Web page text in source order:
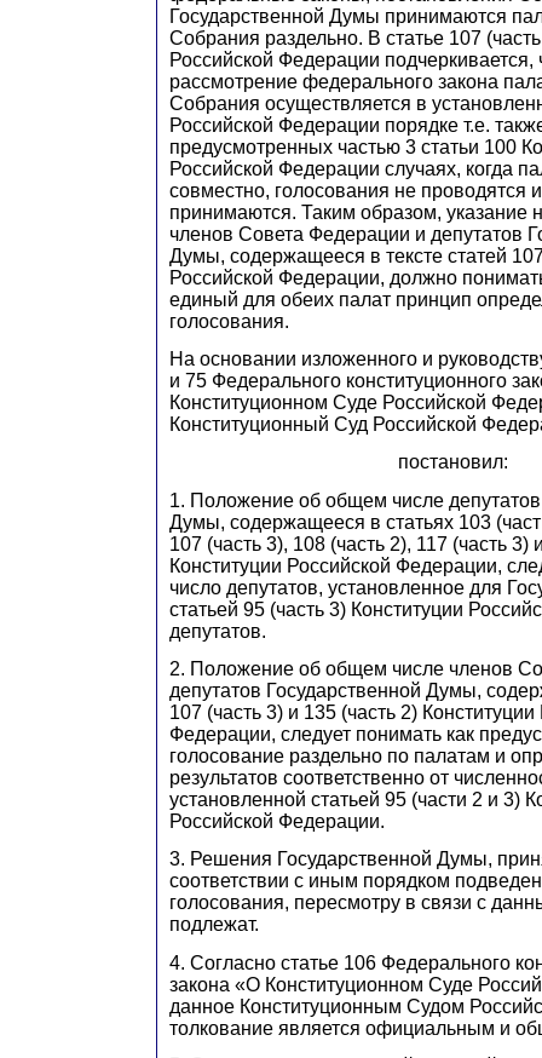
Государственной Думы принимаются
Собрания раздельно. В статье 107
Российской Федерации подчеркивается,
рассмотрение федерального закона
Собрания осуществляется в
Российской Федерации порядке т.е.
предусмотренных частью 3 статьи 100
Российской Федерации случаях, когда
совместно, голосования не проводятся
принимаются. Таким образом, указание
членов Совета Федерации и депутатов
Думы, содержащееся в тексте статей
Российской Федерации, должно
единый для обеих палат принцип
голосования.
На основании изложенного и
и 75 Федерального конституционного
Конституционном Суде Российской
Конституционный Суд Российской
постановил:
1. Положение об общем числе депутатов
Думы, содержащееся в статьях 103
107 (часть 3), 108 (часть 2), 117 (часть 3)
Конституции Российской Федерации,
число депутатов, установленное для
статьей 95 (часть 3) Конституции
депутатов.
2. Положение об общем числе членов
депутатов Государственной Думы,
107 (часть 3) и 135 (часть 2)
Федерации, следует понимать как
голосование раздельно по палатам и
результатов соответственно от
установленной статьей 95 (части 2 и 3)
Российской Федерации.
3. Решения Государственной Думы,
соответствии с иным порядком
голосования, пересмотру в связи с
подлежат.
4. Согласно статье 106 Федерального
закона «О Конституционном Суде
данное Конституционным Судом
толкование является официальным и